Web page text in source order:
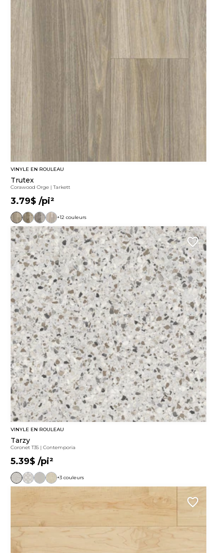
VINYLE EN ROULEAU
Trutex
Corawood Orge |Tarkett
3.79$ /pi²
+12 couleurs
VINYLE EN ROULEAU
Tarzy
Coronet T35 |Contemporia
5.39$ /pi²
+3 couleurs